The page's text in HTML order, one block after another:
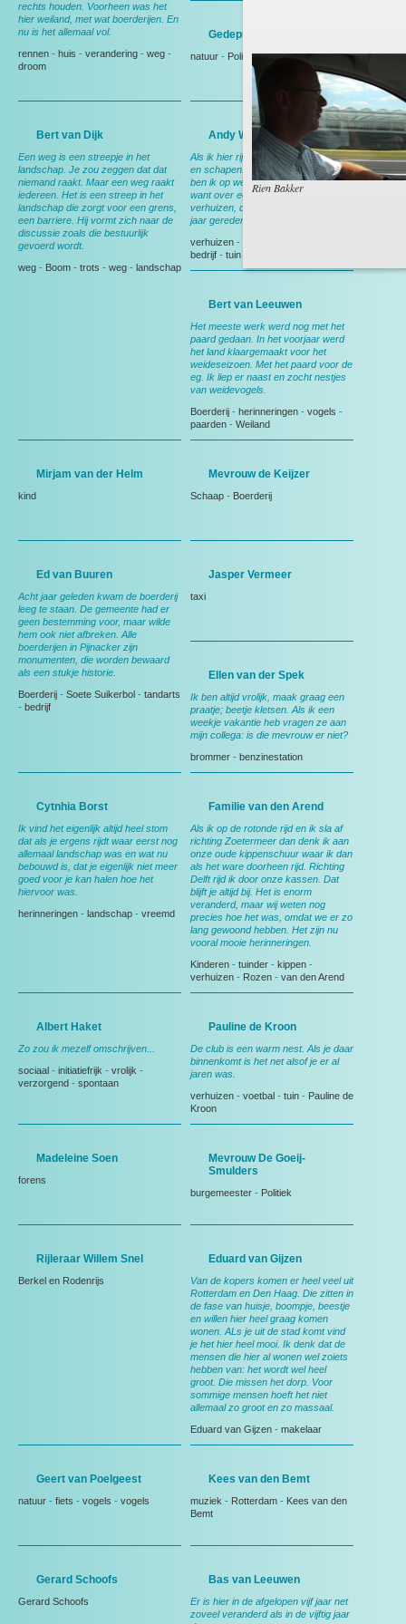
Rien Bakker
rechts houden. Voorheen was het
hier weiland, met wat boerderijen. En
nu is het allemaal vol.
rennen - huis - verandering - weg -
droom
Gedeputeerde Evertse
natuur - Politiek
Bert van Dijk
Een weg is een streepje in het
landschap. Je zou zeggen dat dat
niemand raakt. Maar een weg raakt
iedereen. Het is een streep in het
landschap die zorgt voor een grens,
een barriere. Hij vormt zich naar de
discussie zoals die bestuurlijk
gevoerd wordt.
weg - Boom - trots - weg - landschap
Andy Wibier
Als ik hier rij denk ik aan ruimte, rust
en schapen. En aan thuis, want dan
ben ik op weg naar huis. Nog wel,
want over een maand ga ik
verhuizen, dan heb ik deze weg 15
jaar gereden.
verhuizen -
bedrijf - tuin
Bert van Leeuwen
Het meeste werk werd nog met het
paard gedaan. In het voorjaar werd
het land klaargemaakt voor het
weideseizoen. Met het paard voor de
eg. Ik liep er naast en zocht nestjes
van weidevogels.
Boerderij - herinneringen - vogels -
paarden - Weiland
Mirjam van der Helm
kind
Mevrouw de Keijzer
Schaap - Boerderij
Ed van Buuren
Acht jaar geleden kwam de boerderij
leeg te staan. De gemeente had er
geen bestemming voor, maar wilde
hem ook niet afbreken. Alle
boerderijen in Pijnacker zijn
monumenten, die worden bewaard
als een stukje historie.
Boerderij - Soete Suikerbol - tandarts
- bedrijf
Jasper Vermeer
taxi
Ellen van der Spek
Ik ben altijd vrolijk, maak graag een
praatje; beetje kletsen. Als ik een
weekje vakantie heb vragen ze aan
mijn collega: is die mevrouw er niet?
brommer - benzinestation
Cytnhia Borst
Ik vind het eigenlijk altijd heel stom
dat als je ergens rijdt waar eerst nog
allemaal landschap was en wat nu
bebouwd is, dat je eigenlijk niet meer
goed voor je kan halen hoe het
hiervoor was.
herinneringen - landschap - vreemd
Familie van den Arend
Als ik op de rotonde rijd en ik sla af
richting Zoetermeer dan denk ik aan
onze oude kippenschuur waar ik dan
als het ware doorheen rijd. Richting
Delft rijd ik door onze kassen. Dat
blijft je altijd bij. Het is enorm
veranderd, maar wij weten nog
precies hoe het was, omdat we er zo
lang gewoond hebben. Het zijn nu
vooral mooie herinneringen.
Kinderen - tuinder - kippen -
verhuizen - Rozen - van den Arend
Albert Haket
Zo zou ik mezelf omschrijven...
sociaal - initiatiefrijk - vrolijk -
verzorgend - spontaan
Pauline de Kroon
De club is een warm nest. Als je daar
binnenkomt is het net alsof je er al
jaren was.
verhuizen - voetbal - tuin - Pauline de
Kroon
Madeleine Soen
forens
Mevrouw De Goeij-
Smulders
burgemeester - Politiek
Rijleraar Willem Snel
Berkel en Rodenrijs
Eduard van Gijzen
Van de kopers komen er heel veel uit
Rotterdam en Den Haag. Die zitten in
de fase van huisje, boompje, beestje
en willen hier heel graag komen
wonen. ALs je uit de stad komt vind
je het hier heel mooi. Ik denk dat de
mensen die hier al wonen wel zoiets
hebben van: het wordt wel heel
groot. Die missen het dorp. Voor
sommige mensen hoeft het niet
allemaal zo groot en zo massaal.
Eduard van Gijzen - makelaar
Geert van Poelgeest
natuur - fiets - vogels - vogels
Kees van den Bemt
muziek - Rotterdam - Kees van den
Bemt
Gerard Schoofs
Gerard Schoofs
Bas van Leeuwen
Er is hier in de afgelopen vijf jaar net
zoveel veranderd als in de vijftig jaar